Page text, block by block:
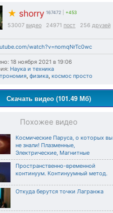
★ shorry 167472 +453
53007 видео 24971 пост 256 друзей
watch?v=nomqNrTc0wc
18 ноября 2021 в 19:06
Наука и техника
, физика, космос просто
Скачать видео (101.49 Мб)
Похожее видео
Космические Паруса, о которых вы
не знали! Плазменные,
Электрические, Магнитные
Пространственно-временной
континуум. Континуумный метод.
Откуда берутся точки Лагранжа